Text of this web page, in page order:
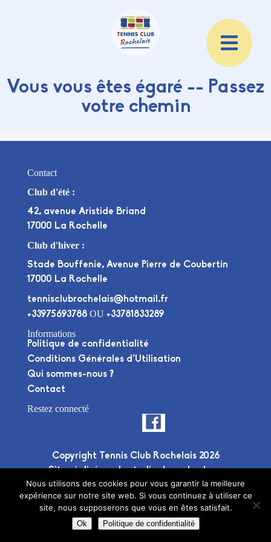
Vous vous êtes égaré -- Passez
votre chemin
Contact
Club d'été :
42, avenue Aristide Briand
17000 La Rochelle
Club d'hiver :
Stade Bouffenie, Avenue Pierre de Coubertin
17000 La Rochelle
tennisclubrochelais@hotmail.fr
+33975693788OU +33781833289
Informations
Politique de confidentialité
Conditions Générales d’Utilisation
Qui sommes-nous ?
Contact
Restez connecté
Copyright Tennis Club Rochelais 2026
Site réalisé par lestudio deuxplusdeux
Nous utilisons des cookies pour vous garantir la meilleure
expérience sur notre site web. Si vous continuez à utiliser ce
site, nous supposerons que vous en êtes satisfait.
Ok Politique de confidentialité